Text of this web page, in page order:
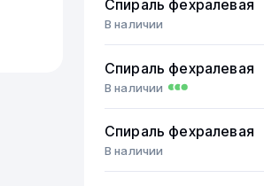
Спираль фехралевая
В наличии
Спираль фехралевая
В наличии
Спираль фехралевая
В наличии